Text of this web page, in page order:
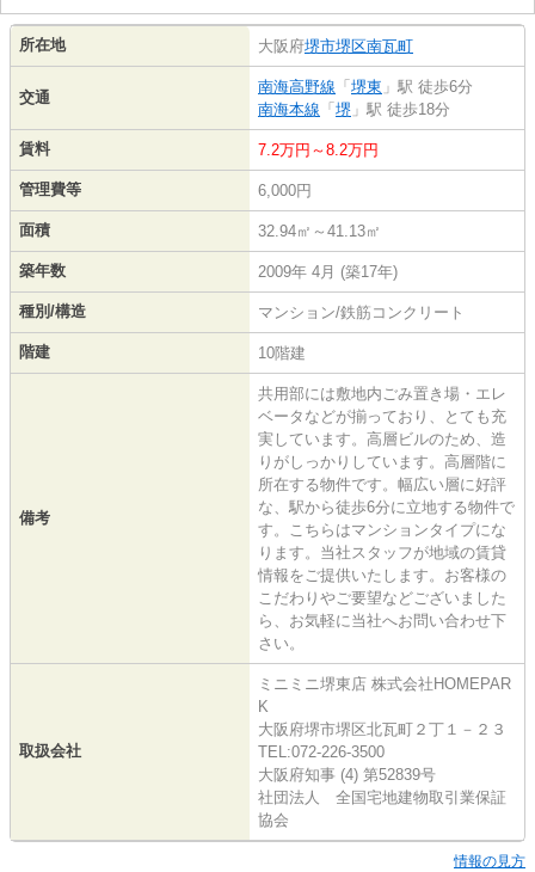
所在地 大阪府堺市堺区南瓦町
交通
南海高野線 「 堺東 」駅 徒歩6分
南海本線 「 堺 」駅 徒歩18分
賃料 7.2万円～8.2万円
管理費等 6,000円
面積 32.94㎡～41.13㎡
築年数 2009年 4月 (築17年)
種別/構造 マンション/鉄筋コンクリート
階建 10階建
備考
共用部には敷地内ごみ置き場・エレ
ベータなどが揃っており、とても充
実しています。高層ビルのため、造
りがしっかりしています。高層階に
所在する物件です。幅広い層に好評
な、駅から徒歩6分に立地する物件で
す。こちらはマンションタイプにな
ります。当社スタッフが地域の賃貸
情報をご提供いたします。お客様の
こだわりやご要望などございました
ら、お気軽に当社へお問い合わせ下
さい。
取扱会社
ミニミニ堺東店 株式会社HOMEPAR
K
大阪府堺市堺区北瓦町２丁１－２３
TEL:072-226-3500
大阪府知事 (4) 第52839号
社団法人 全国宅地建物取引業保証
協会
情報の見方